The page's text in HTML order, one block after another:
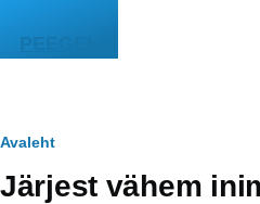
PEEGEL
Leivapuru
Avaleht
Järjest vähem